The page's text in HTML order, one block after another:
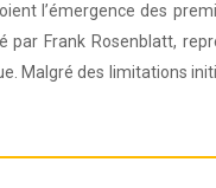
l’émergence des
par Frank Rosenblatt,
Malgré des limitations